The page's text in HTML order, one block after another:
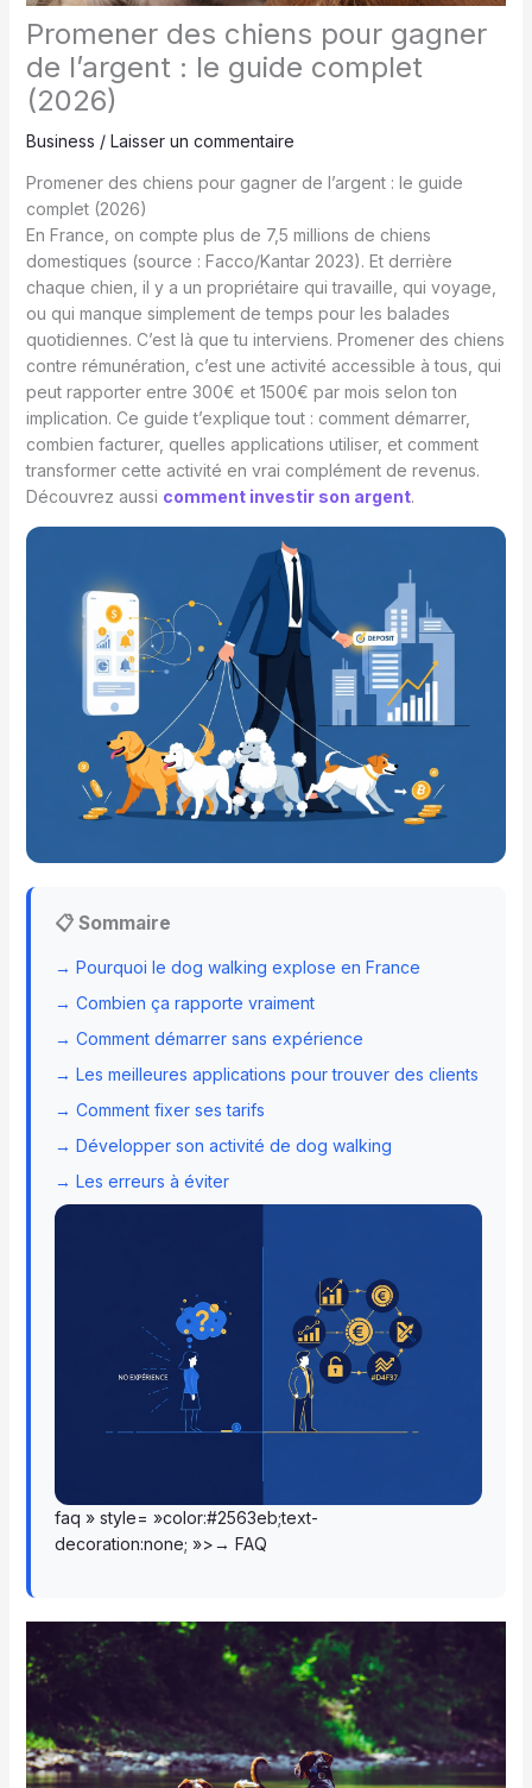
Promener des chiens pour gagner
de l’argent : le guide complet
(2026)
Business / Laisser un commentaire
Promener des chiens pour gagner de l’argent : le guide
complet (2026)
En France, on compte plus de 7,5 millions de chiens
domestiques (source : Facco/Kantar 2023). Et derrière
chaque chien, il y a un propriétaire qui travaille, qui voyage,
ou qui manque simplement de temps pour les balades
quotidiennes. C’est là que tu interviens. Promener des chiens
contre rémunération, c’est une activité accessible à tous, qui
peut rapporter entre 300€ et 1500€ par mois selon ton
implication. Ce guide t’explique tout : comment démarrer,
combien facturer, quelles applications utiliser, et comment
transformer cette activité en vrai complément de revenus.
Découvrez aussi comment investir son argent.
📋 Sommaire
→ Pourquoi le dog walking explose en France
→ Combien ça rapporte vraiment
→ Comment démarrer sans expérience
→ Les meilleures applications pour trouver des clients
→ Comment fixer ses tarifs
→ Développer son activité de dog walking
→ Les erreurs à éviter
faq » style= »color:#2563eb;text-
decoration:none; »>→ FAQ